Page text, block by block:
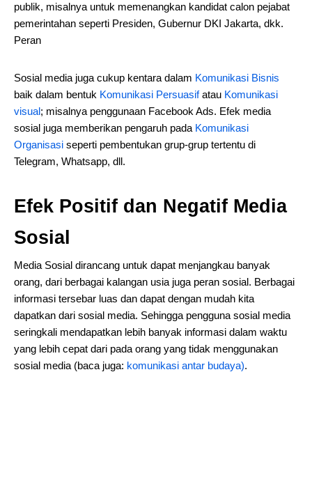
publik, misalnya untuk memenangkan kandidat calon pejabat
pemerintahan seperti Presiden, Gubernur DKI Jakarta, dkk.
Peran
Sosial media juga cukup kentara dalam Komunikasi Bisnis
baik dalam bentuk Komunikasi Persuasifatau Komunikasi
visual; misalnya penggunaan Facebook Ads. Efek media
sosial juga memberikan pengaruh pada Komunikasi
Organisasi seperti pembentukan grup-grup tertentu di
Telegram, Whatsapp, dll.
Efek Positif dan Negatif Media
Sosial
Media Sosial dirancang untuk dapat menjangkau banyak
orang, dari berbagai kalangan usia juga peran sosial. Berbagai
informasi tersebar luas dan dapat dengan mudah kita
dapatkan dari sosial media. Sehingga pengguna sosial media
seringkali mendapatkan lebih banyak informasi dalam waktu
yang lebih cepat dari pada orang yang tidak menggunakan
sosial media (baca juga: komunikasi antar budaya).